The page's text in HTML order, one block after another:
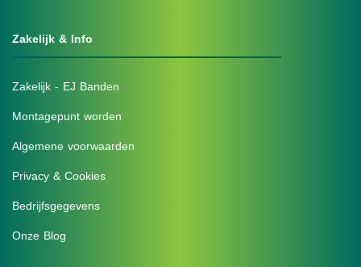
Zakelijk & Info
Zakelijk - EJ Banden
Montagepunt worden
Algemene voorwaarden
Privacy & Cookies
Bedrijfsgegevens
Onze Blog